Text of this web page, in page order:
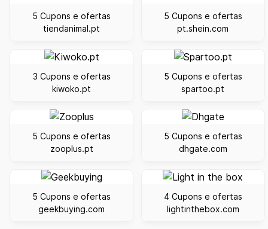
5 Cupons e ofertas
tiendanimal.pt
5 Cupons e ofertas
pt.shein.com
3 Cupons e ofertas
kiwoko.pt
5 Cupons e ofertas
spartoo.pt
5 Cupons e ofertas
zooplus.pt
5 Cupons e ofertas
dhgate.com
5 Cupons e ofertas
geekbuying.com
4 Cupons e ofertas
lightinthebox.com